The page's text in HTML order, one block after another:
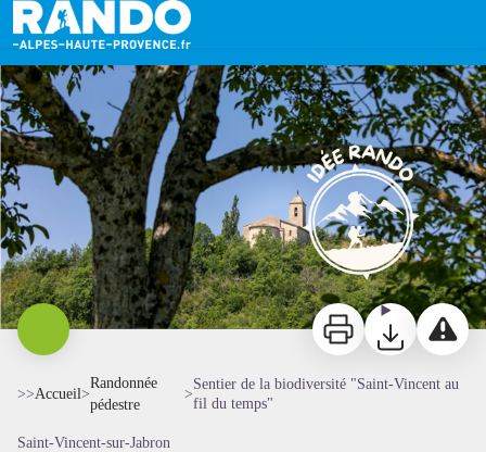
Sentier de la biodiversité "Saint-Vincent au fil du temps"
Sentier de la Biodiversité - CD04
ImprimerTéléchargerSignaler
>>Accueil>
Randonnée
pédestre
>
Sentier de la biodiversité "Saint-Vincent au
fil du temps"
Saint-Vincent-sur-Jabron